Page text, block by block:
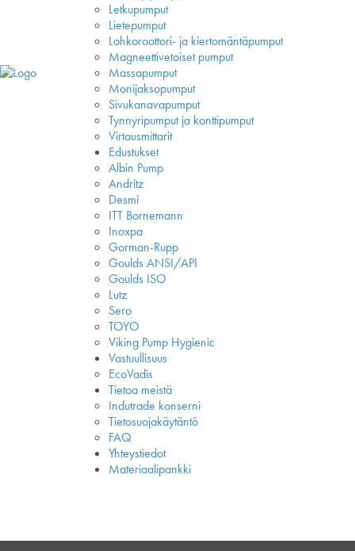
Letkupumput
Lietepumput
Lohkoroottori- ja kiertomäntäpumput
Magneettivetoiset pumput
Massapumput
Monijaksopumput
Sivukanavapumput
Tynnyripumput ja konttipumput
Virtausmittarit
Edustukset
Albin Pump
Andritz
Desmi
ITT Bornemann
Inoxpa
Gorman-Rupp
Goulds ANSI/API
Goulds ISO
Lutz
Sero
TOYO
Viking Pump Hygienic
Vastuullisuus
EcoVadis
Tietoa meistä
Indutrade konserni
Tietosuojakäytäntö
FAQ
Yhteystiedot
Materiaalipankki